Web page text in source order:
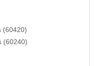
(60420)
(60240)